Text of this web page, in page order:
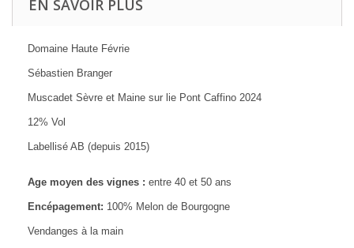
EN SAVOIR PLUS
Domaine Haute Févrie
Sébastien Branger
Muscadet Sèvre et Maine sur lie Pont Caffino 2024
12% Vol
Labellisé AB (depuis 2015)
Age moyen des vignes : entre 40 et 50 ans
Encépagement: 100% Melon de Bourgogne
Vendanges à la main